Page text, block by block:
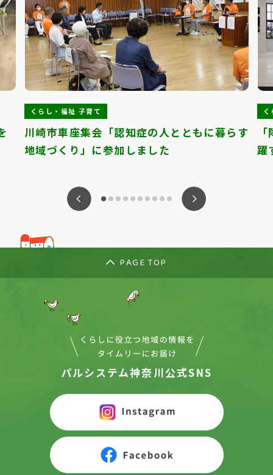
くらし・福祉 子育て
川崎市車座集会「認知症の人とともに暮らす
地域づくり」に参加しました
躍
PAGE TOP
パルシステム神奈川公式SNS